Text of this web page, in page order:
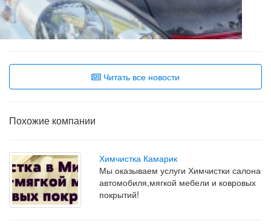
Читать все новости
Похожие компании
Химчистка Камарик
Мы оказываем услуги Химчистки салона
автомобиля,мягкой мебели и ковровых
покрытий!